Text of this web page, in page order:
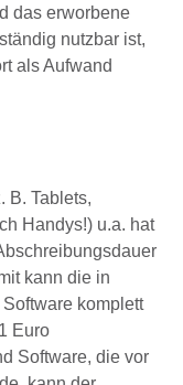
das erworbene
nutzbar ist,
als Aufwand
B. Tablets,
Handys!) u.a. hat
kann die in
komplett
Euro
Software, die vor